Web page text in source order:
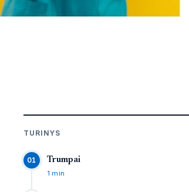
TURINYS
01 Trumpai
1 min